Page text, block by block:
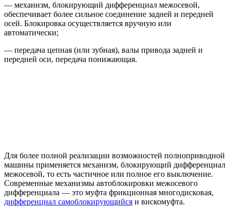
— механизм, блокирующий дифференциал межосевой,
обеспечивает более сильное соединение задней и передней
осей. Блокировка осуществляется вручную или
автоматически;
— передача цепная (или зубная), валы привода задней и
передней оси, передача понижающая.
Для более полной реализации возможностей полноприводной
машины применяется механизм, блокирующий дифференциал
межосевой, то есть частичное или полное его выключение.
Современные механизмы автоблокировки межосевого
дифференциала — это муфта фрикционная многодисковая,
дифференциал самоблокирующийся и вискомуфта.